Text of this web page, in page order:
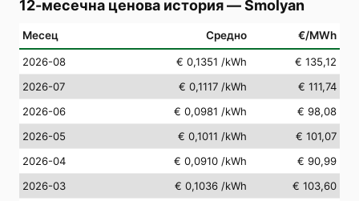
12-месечна ценова история—Smolyan
Месец Средно €/MWh
2026-08 € 0,1351 /kWh
€ 135,12
2026-07
€ 0,1117 /kWh
€ 111,74
2026-06
€ 0,0981 /kWh
€ 98,08
2026-05
€ 0,1011 /kWh
€ 101,07
2026-04
€ 0,0910 /kWh
€ 90,99
2026-03
€ 0,1036 /kWh
€ 103,60